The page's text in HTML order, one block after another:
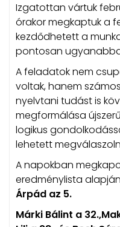
Izgatottan vártuk
órakor megkaptuk a
kezdődhetett a
pontosan
A feladatok nem
voltak, hanem
nyelvtani tudást is
megformálása
logikus
lehetett
A napokban
eredménylista alapján
Árpád az 5.
Márki Bálint a